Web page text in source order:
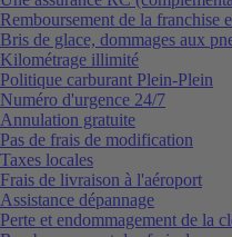
Remboursement de la franchise
Bris de glace, dommages aux
Kilométrage illimité
Politique carburant Plein-Plein
Numéro d'urgence 24/7
Annulation gratuite
Pas de frais de modification
Taxes locales
Frais de livraison à l'aéroport
Assistance dépannage
Perte et endommagement de la